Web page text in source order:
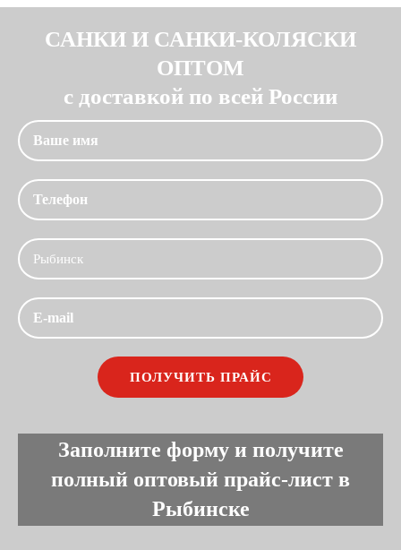
САНКИ И САНКИ-КОЛЯСКИ
ОПТОМ
с доставкой по всей России
Заполните форму и получите
полный оптовый прайс-лист в
Рыбинске